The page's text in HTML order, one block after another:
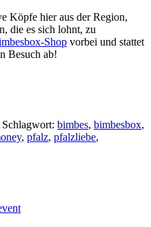
Köpfe hier aus der Region,
die es sich lohnt, zu
Shop vorbei und stattet
Besuch ab!
Schlagwort: bimbes, bimbesbox,
, pfalz, pfalzliebe,